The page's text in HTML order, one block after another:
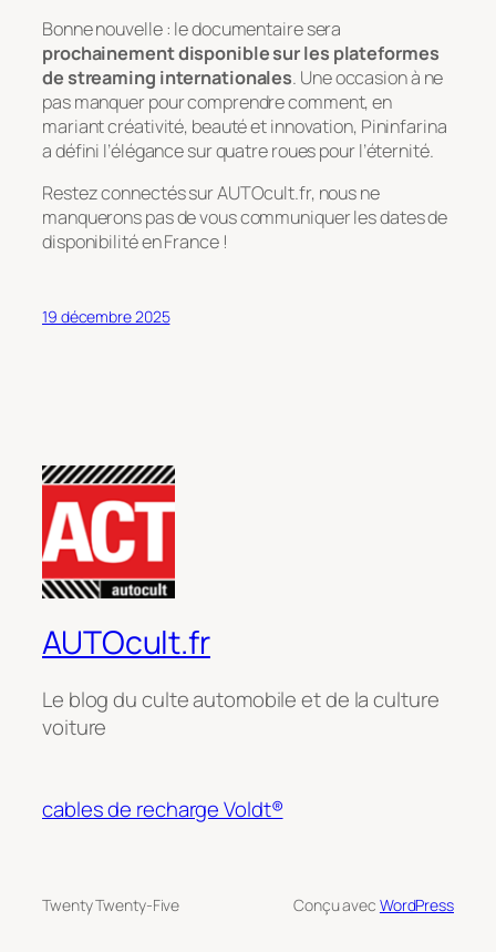
Bonne nouvelle : le documentaire sera
prochainement disponible sur les plateformes
de streaming internationales. Une occasion à ne
pas manquer pour comprendre comment, en
mariant créativité, beauté et innovation, Pininfarina
a défini l’élégance sur quatre roues pour l’éternité.
Restez connectés sur AUTOcult.fr, nous ne
manquerons pas de vous communiquer les dates de
disponibilité en France !
19 décembre 2025
AUTOcult.fr
Le blog du culte automobile et de la culture
voiture
cables de recharge Voldt®
Twenty Twenty-Five Conçu avec WordPress